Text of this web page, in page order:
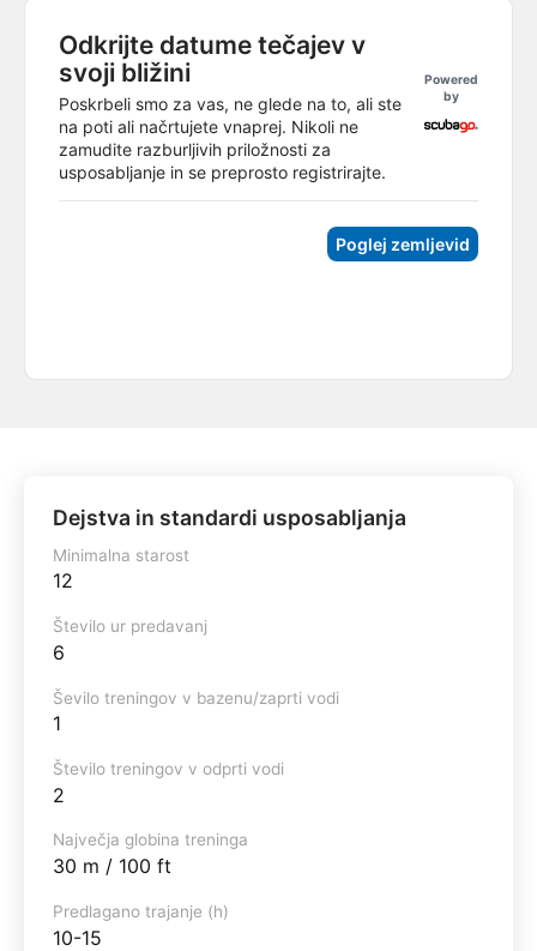
Odkrijte datume tečajev v
svoji bližini
Poskrbeli smo za vas, ne glede na to, ali ste
na poti ali načrtujete vnaprej. Nikoli ne
zamudite razburljivih priložnosti za
usposabljanje in se preprosto registrirajte.
Powered
by
Poglej zemljevid
Dejstva in standardi usposabljanja
Minimalna starost
12
Število ur predavanj
6
Ševilo treningov v bazenu/zaprti vodi
1
Število treningov v odprti vodi
2
Največja globina treninga
30 m / 100 ft
Predlagano trajanje (h)
10-15